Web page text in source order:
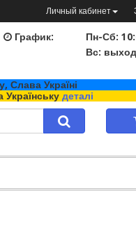
Личный кабинет
График:
Пн-Сб:
Вс:
Слава Україні
Українськудеталі